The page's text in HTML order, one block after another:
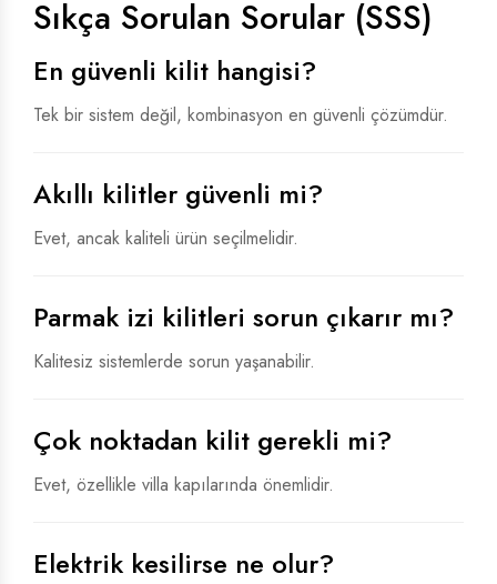
Sıkça Sorulan Sorular (SSS)
En güvenli kilit hangisi?
Tek bir sistem değil, kombinasyon en güvenli çözümdür.
Akıllı kilitler güvenli mi?
Evet, ancak kaliteli ürün seçilmelidir.
Parmak izi kilitleri sorun çıkarır mı?
Kalitesiz sistemlerde sorun yaşanabilir.
Çok noktadan kilit gerekli mi?
Evet, özellikle villa kapılarında önemlidir.
Elektrik kesilirse ne olur?